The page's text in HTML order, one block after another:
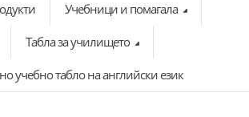
Учебници и помагала
Табла за училището
учебно табло на английски език